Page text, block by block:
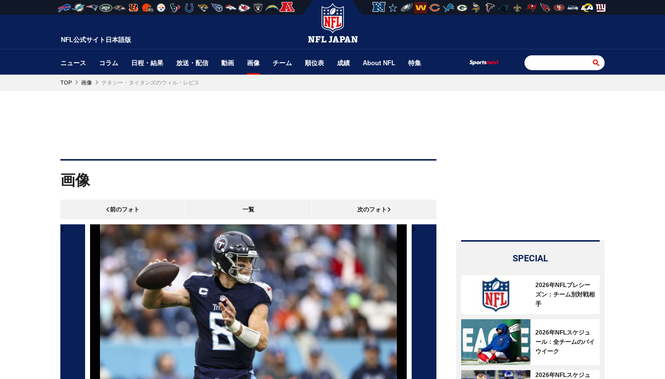
NFL公式サイト日本語版
ニュース コラム 日程・結果 放送・配信 動画 画像 チーム 順位表 成績 About NFL 特集
TOP 画像 テネシー・タイタンズのウィル・レビス
画像
前のフォト 一覧 次のフォト
SPECIAL
2026年NFLプレシー
ズン：チーム別対戦相
手
2026年NFLスケジュ
ール：全チームのバイ
ウイーク
2026年NFLスケジュ